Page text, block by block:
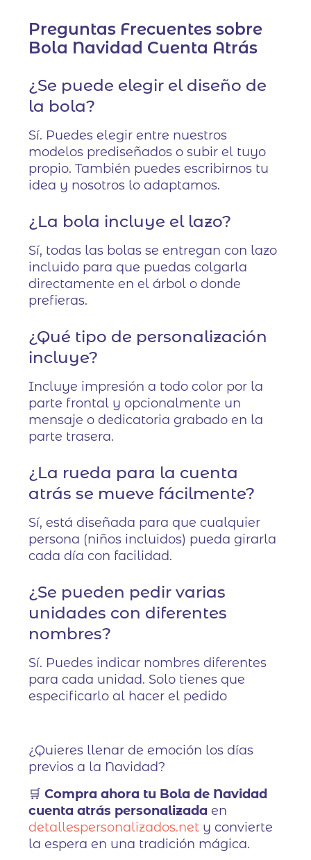
Preguntas Frecuentes sobre
Bola Navidad Cuenta Atrás
¿Se puede elegir el diseño de
la bola?
Sí. Puedes elegir entre nuestros
modelos prediseñados o subir el tuyo
propio. También puedes escribirnos tu
idea y nosotros lo adaptamos.
¿La bola incluye el lazo?
Sí, todas las bolas se entregan con lazo
incluido para que puedas colgarla
directamente en el árbol o donde
prefieras.
¿Qué tipo de personalización
incluye?
Incluye impresión a todo color por la
parte frontal y opcionalmente un
mensaje o dedicatoria grabado en la
parte trasera.
¿La rueda para la cuenta
atrás se mueve fácilmente?
Sí, está diseñada para que cualquier
persona (niños incluidos) pueda girarla
cada día con facilidad.
¿Se pueden pedir varias
unidades con diferentes
nombres?
Sí. Puedes indicar nombres diferentes
para cada unidad. Solo tienes que
especificarlo al hacer el pedido
¿Quieres llenar de emoción los días
previos a la Navidad?
🛒Compra ahora tu Bola de Navidad
cuenta atrás personalizada en
detallespersonalizados.net y convierte
la espera en una tradición mágica.